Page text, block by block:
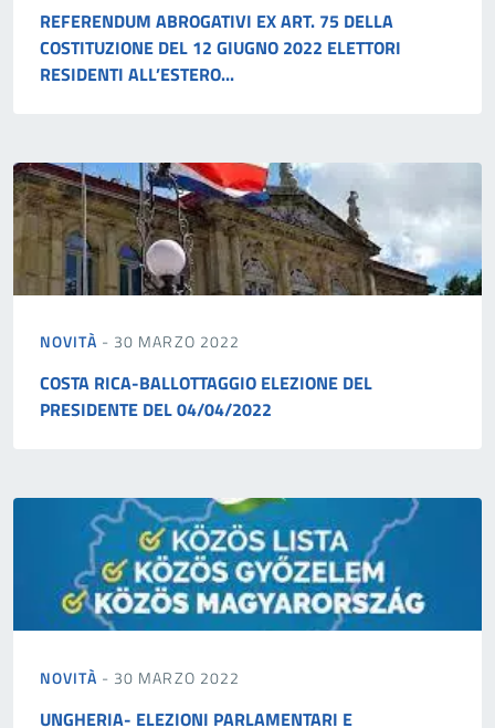
REFERENDUM ABROGATIVI EX ART. 75 DELLA
COSTITUZIONE DEL 12 GIUGNO 2022 ELETTORI
RESIDENTI ALL’ESTERO...
NOVITÀ - 30 MARZO 2022
COSTA RICA-BALLOTTAGGIO ELEZIONE DEL
PRESIDENTE DEL 04/04/2022
NOVITÀ - 30 MARZO 2022
UNGHERIA- ELEZIONI PARLAMENTARI E